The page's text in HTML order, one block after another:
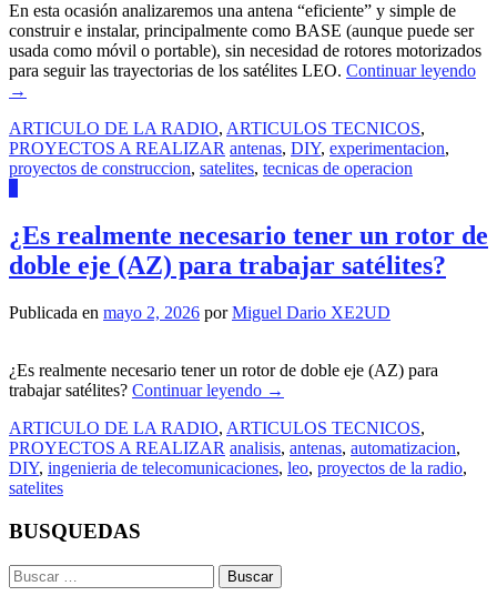
En esta ocasión analizaremos una antena “eficiente” y simple de
construir e instalar, principalmente como BASE (aunque puede ser
usada como móvil o portable), sin necesidad de rotores motorizados
para seguir las trayectorias de los satélites LEO. Continuar leyendo
→
ARTICULO DE LA RADIO, ARTICULOS TECNICOS,
PROYECTOS A REALIZAR antenas, DIY, experimentacion,
proyectos de construccion, satelites, tecnicas de operacion
¿Es realmente necesario tener un rotor de
doble eje (AZ) para trabajar satélites?
Publicada en mayo 2, 2026 porMiguel Dario XE2UD
¿Es realmente necesario tener un rotor de doble eje (AZ) para
trabajar satélites? Continuar leyendo →
ARTICULO DE LA RADIO, ARTICULOS TECNICOS,
PROYECTOS A REALIZAR analisis, antenas, automatizacion,
DIY, ingenieria de telecomunicaciones, leo, proyectos de la radio,
satelites
BUSQUEDAS
Buscar: